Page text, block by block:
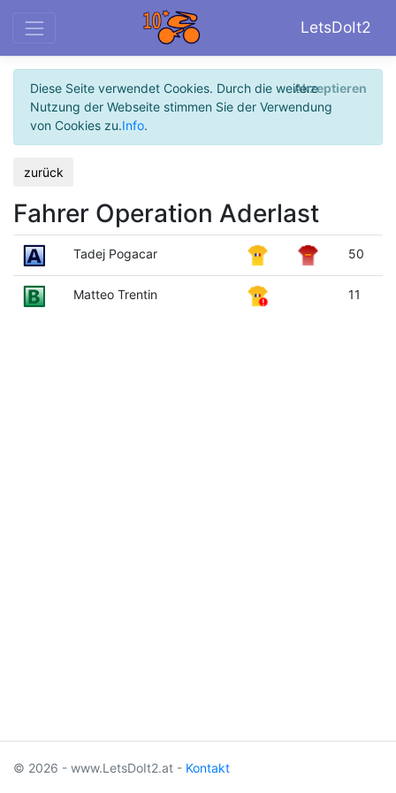
LetsDoIt2
Diese Seite verwendet Cookies. Durch die weitere
Nutzung der Webseite stimmen Sie der Verwendung
von Cookies zu.Info.
Akzeptieren
zurück
Fahrer Operation Aderlast
Tadej Pogacar 50
Matteo Trentin 11
© 2026 - www.LetsDoIt2.at - Kontakt